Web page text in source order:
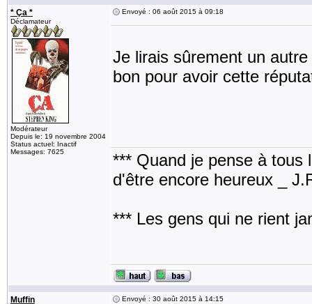
* Ça *
Déclamateur
Modérateur
Depuis le: 19 novembre 2004
Status actuel: Inactif
Messages: 7625
Envoyé : 06 août 2015 à 09:18
Je lirais sûrement un
bon pour avoir cette
*** Quand je pense à tous
d'être encore heureux _
*** Les gens qui ne rient
Muffin Envoyé : 30 août 2015 à 14:15